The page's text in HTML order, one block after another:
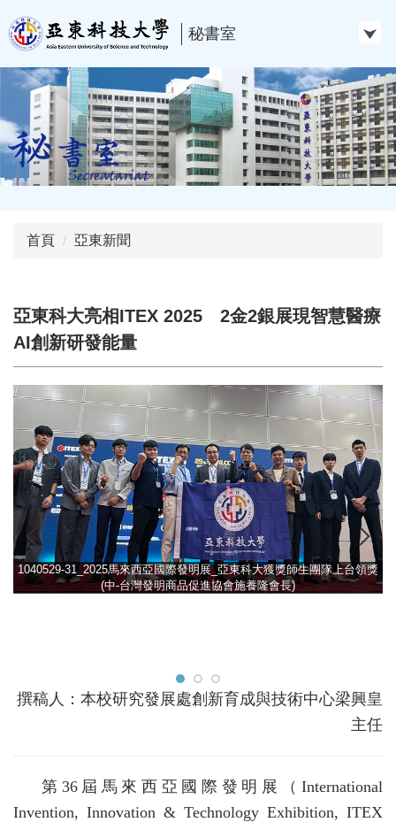
到
主
要
內
區
秘書室
首頁 亞東新聞
亞東科大亮相ITEX 2025 2金2銀展現智慧醫療
AI創新研發能量
1040529-31_2025馬來西亞國際發明展_亞東科大獲獎師生團隊上台領獎
(中-台灣發明商品促進協會施養隆會長)
撰稿人：本校研究發展處創新育成與技術中心梁興皇
主任
第36屆馬來西亞國際發明展（International
Invention, Innovation & Technology Exhibition, ITEX